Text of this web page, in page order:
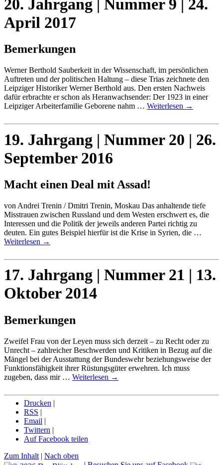
20. Jahrgang | Nummer 9 | 24.
April 2017
Bemerkungen
Werner Berthold Sauberkeit in der Wissenschaft, im persönlichen
Auftreten und der politischen Haltung – diese Trias zeichnete den
Leipziger Historiker Werner Berthold aus. Den ersten Nachweis
dafür erbrachte er schon als Heranwachsender: Der 1923 in einer
Leipziger Arbeiterfamilie Geborene nahm … Weiterlesen →
19. Jahrgang | Nummer 20 | 26.
September 2016
Macht einen Deal mit Assad!
von Andrei Trenin / Dmitri Trenin, Moskau Das anhaltende tiefe
Misstrauen zwischen Russland und dem Westen erschwert es, die
Interessen und die Politik der jeweils anderen Partei richtig zu
deuten. Ein gutes Beispiel hierfür ist die Krise in Syrien, die …
Weiterlesen →
17. Jahrgang | Nummer 21 | 13.
Oktober 2014
Bemerkungen
Zweifel Frau von der Leyen muss sich derzeit – zu Recht oder zu
Unrecht – zahlreicher Beschwerden und Kritiken in Bezug auf die
Mängel bei der Ausstattung der Bundeswehr beziehungsweise der
Funktionsfähigkeit ihrer Rüstungsgüter erwehren. Ich muss
zugeben, dass mir … Weiterlesen →
Drucken |
RSS |
Email |
Twittern |
Auf Facebook teilen
Zum Inhalt | Nach oben